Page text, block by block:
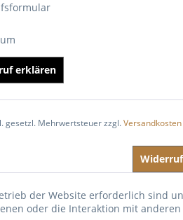
erklären
gesetzl. Mehrwertsteuer zzgl.Versandkosten
der Website erforderlich sind
oder die Interaktion mit